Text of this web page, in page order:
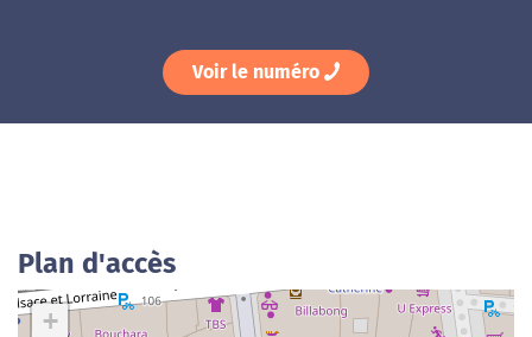
Voir le numéro
Plan d'accès
+